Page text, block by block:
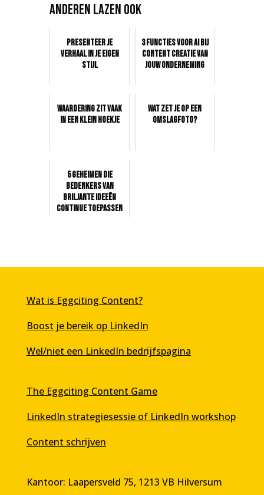
Anderen lazen ook
Presenteer je
verhaal in je eigen
stijl
3 functies voor AI bij
content creatie van
jouw onderneming
Waardering zit vaak
in een klein hoekje
Wat zet je op een
omslagfoto?
5 geheimen die
bedenkers van
briljante ideeën
continue toepassen
Wat is Eggciting Content?
Boost je bereik op LinkedIn
Wel/niet een LinkedIn bedrijfspagina
The Eggciting Content Game
LinkedIn strategiesessie of LinkedIn workshop
Content schrijven
Kantoor: Laapersveld 75, 1213 VB Hilversum